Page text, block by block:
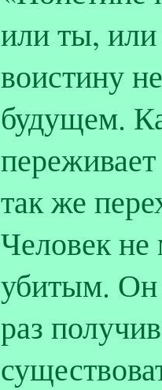
или ты,
воистину
будущем.
так же
Человек
убитым. Он
раз